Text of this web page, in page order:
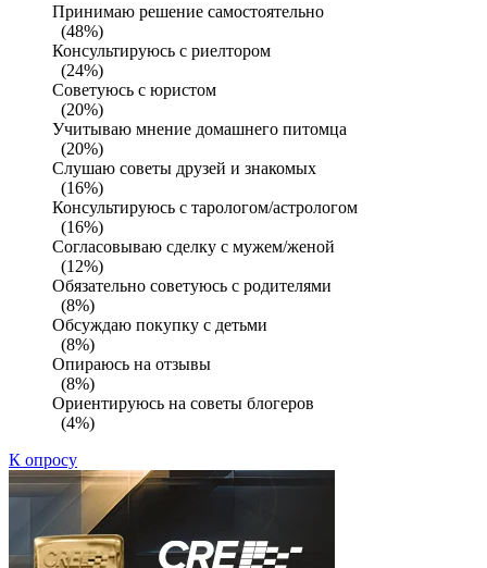
Принимаю решение самостоятельно
(48%)
Консультируюсь с риелтором
(24%)
Советуюсь с юристом
(20%)
Учитываю мнение домашнего питомца
(20%)
Слушаю советы друзей и знакомых
(16%)
Консультируюсь с тарологом/астрологом
(16%)
Согласовываю сделку с мужем/женой
(12%)
Обязательно советуюсь с родителями
(8%)
Обсуждаю покупку с детьми
(8%)
Опираюсь на отзывы
(8%)
Ориентируюсь на советы блогеров
(4%)
К опросу